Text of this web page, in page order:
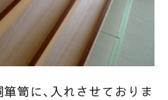
箪笥に、入れさせておりま